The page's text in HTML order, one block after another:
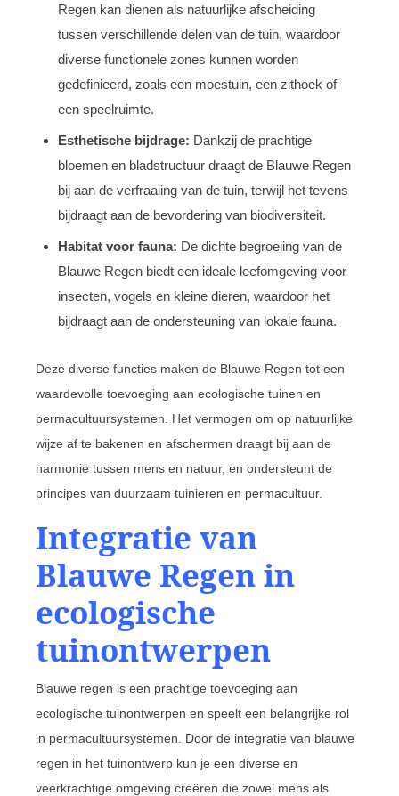
Regen kan dienen als natuurlijke afscheiding
tussen verschillende delen van de tuin, waardoor
diverse functionele zones kunnen worden
gedefinieerd, zoals een moestuin, een zithoek of
een speelruimte.
Esthetische bijdrage: Dankzij de prachtige
bloemen en bladstructuur draagt de Blauwe Regen
bij aan de verfraaiing van de tuin, terwijl het tevens
bijdraagt aan de bevordering van biodiversiteit.
Habitat voor fauna: De dichte begroeiing van de
Blauwe Regen biedt een ideale leefomgeving voor
insecten, vogels en kleine dieren, waardoor het
bijdraagt aan de ondersteuning van lokale fauna.
Deze diverse functies maken de Blauwe Regen tot een
waardevolle toevoeging aan ecologische tuinen en
permacultuursystemen. Het vermogen om op natuurlijke
wijze af te bakenen en afschermen draagt bij aan de
harmonie tussen mens en natuur, en ondersteunt de
principes van duurzaam tuinieren en permacultuur.
Integratie van
Blauwe Regen in
ecologische
tuinontwerpen
Blauwe regen is een prachtige toevoeging aan
ecologische tuinontwerpen en speelt een belangrijke rol
in permacultuursystemen. Door de integratie van blauwe
regen in het tuinontwerp kun je een diverse en
veerkrachtige omgeving creëren die zowel mens als